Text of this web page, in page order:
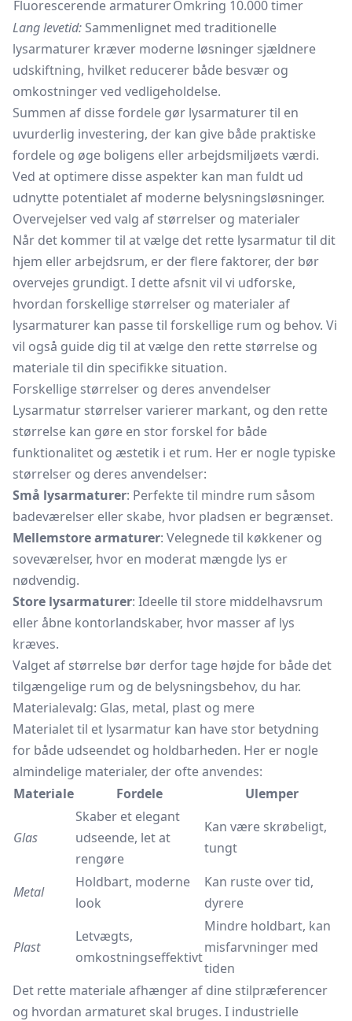
Fluorescerende armaturerOmkring 10.000 timer
Lang levetid: Sammenlignet med traditionelle
lysarmaturer kræver moderne løsninger sjældnere
udskiftning, hvilket reducerer både besvær og
omkostninger ved vedligeholdelse.
Summen af disse fordele gør lysarmaturer til en
uvurderlig investering, der kan give både praktiske
fordele og øge boligens eller arbejdsmiljøets værdi.
Ved at optimere disse aspekter kan man fuldt ud
udnytte potentialet af moderne belysningsløsninger.
Overvejelser ved valg af størrelser og materialer
Når det kommer til at vælge det rette lysarmatur til dit
hjem eller arbejdsrum, er der flere faktorer, der bør
overvejes grundigt. I dette afsnit vil vi udforske,
hvordan forskellige størrelser og materialer af
lysarmaturer kan passe til forskellige rum og behov. Vi
vil også guide dig til at vælge den rette størrelse og
materiale til din specifikke situation.
Forskellige størrelser og deres anvendelser
Lysarmatur størrelser varierer markant, og den rette
størrelse kan gøre en stor forskel for både
funktionalitet og æstetik i et rum. Her er nogle typiske
størrelser og deres anvendelser:
Små lysarmaturer: Perfekte til mindre rum såsom
badeværelser eller skabe, hvor pladsen er begrænset.
Mellemstore armaturer: Velegnede til køkkener og
soveværelser, hvor en moderat mængde lys er
nødvendig.
Store lysarmaturer: Ideelle til store middelhavsrum
eller åbne kontorlandskaber, hvor masser af lys
kræves.
Valget af størrelse bør derfor tage højde for både det
tilgængelige rum og de belysningsbehov, du har.
Materialevalg: Glas, metal, plast og mere
Materialet til et lysarmatur kan have stor betydning
for både udseendet og holdbarheden. Her er nogle
almindelige materialer, der ofte anvendes:
Materiale
Fordele Ulemper
Glas
Skaber et elegant
udseende, let at
rengøre
Kan være skrøbeligt,
tungt
Metal
Holdbart, moderne
look
Kan ruste over tid,
dyrere
Plast
Letvægts,
omkostningseffektivt
Mindre holdbart, kan
misfarvninger med
tiden
Det rette materiale afhænger af dine stilpræferencer
og hvordan armaturet skal bruges. I industrielle